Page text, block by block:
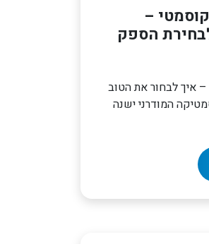
–
הספק
איך לבחור את הטוב
המודרני ישנה